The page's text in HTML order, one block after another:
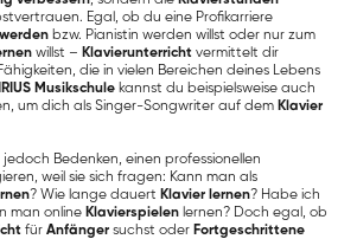
Egal, ob du eine Profikarriere
bzw. Pianistin werden willst oder nur zum
willst – Klavierunterricht vermittelt dir
die in vielen Bereichen deines Lebens
Musikschule kannst du beispielsweise auch
um dich als Singer-Songwriter auf dem Klavier
Bedenken, einen professionellen
weil sie sich fragen: Kann man als
? Wie lange dauert Klavier lernen? Habe ich
man online Klavierspielen lernen? Doch egal, ob
fürAnfänger suchst oder Fortgeschrittene